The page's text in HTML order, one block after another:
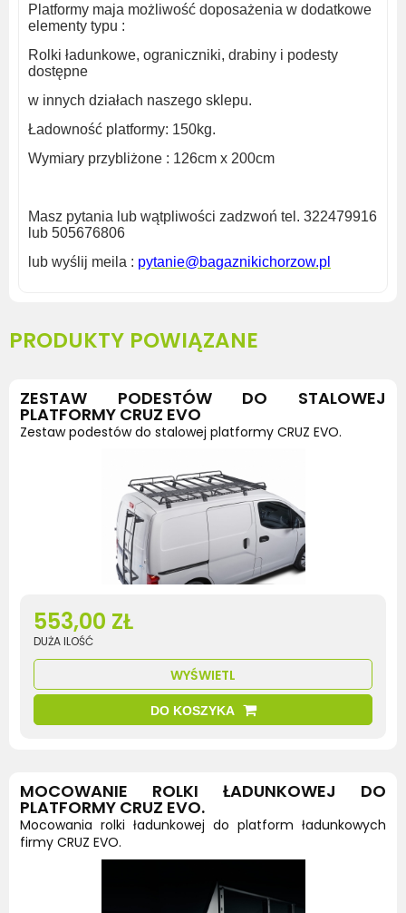
Platformy maja możliwość doposażenia w dodatkowe
elementy typu :
Rolki ładunkowe, ograniczniki, drabiny i podesty
dostępne
w innych działach naszego sklepu.
Ładowność platformy: 150kg.
Wymiary przybliżone : 126cm x 200cm
Masz pytania lub wątpliwości zadzwoń tel. 322479916
lub 505676806
lub wyślij meila : pytanie@bagaznikichorzow.pl
PRODUKTY POWIĄZANE
ZESTAW PODESTÓW DO STALOWEJ
PLATFORMY CRUZ EVO
Zestaw podestów do stalowej platformy CRUZ EVO.
553,00 ZŁ
DUŻA ILOŚĆ
WYŚWIETL
DO KOSZYKA
MOCOWANIE ROLKI ŁADUNKOWEJ DO
PLATFORMY CRUZ EVO.
Mocowania rolki ładunkowej do platform ładunkowych
firmy CRUZ EVO.